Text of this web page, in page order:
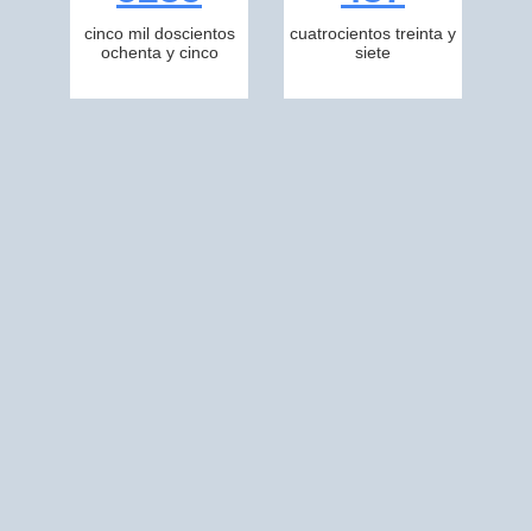
cinco mil doscientos
ochenta y cinco
cuatrocientos treinta y
siete